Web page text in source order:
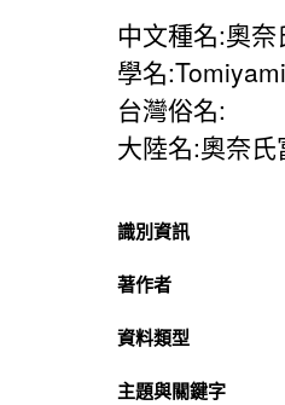
中文種名:奧
學名
台灣俗名:
大陸名:奧奈氏
識別資訊
著作者
資料類型
主題與關鍵字